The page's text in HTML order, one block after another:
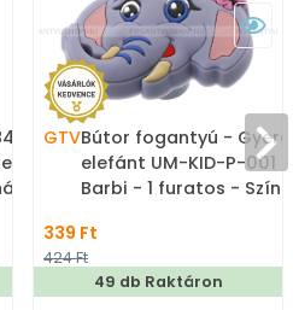
-
GTVBútor fogantyú -
elefánt UM-KID-P-001
Barbi - 1 furatos -
állatos gyerekbútor
fogantyú
339 Ft
424 Ft
49 db Raktáron